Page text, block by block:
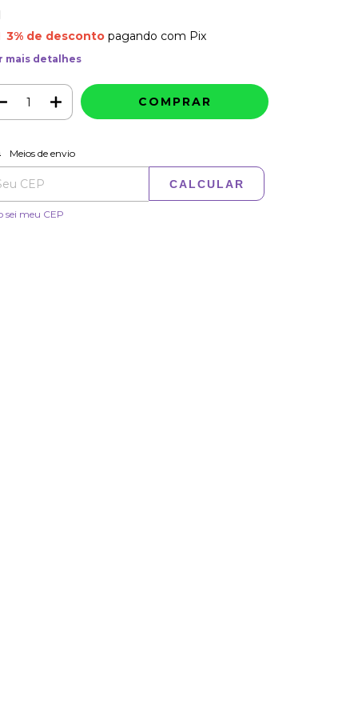
3% de descontopagando com Pix
mais detalhes
para o CEP:
Meios de envio
CALCULAR
sei meu CEP